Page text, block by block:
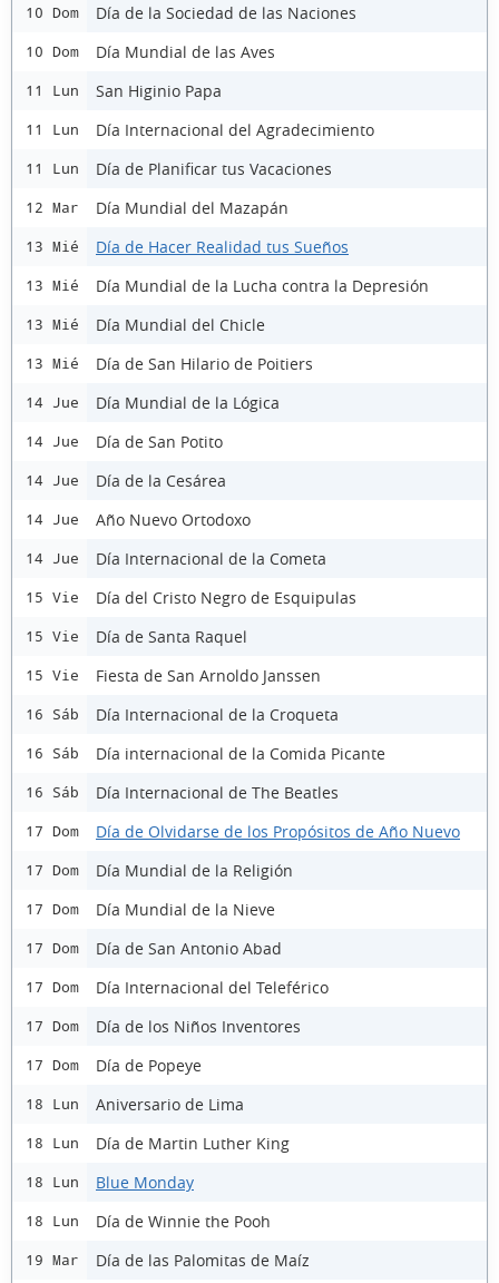
10 Dom Día de la Sociedad de las Naciones
10 Dom Día Mundial de las Aves
11 Lun San Higinio Papa
11 Lun Día Internacional del Agradecimiento
11 Lun Día de Planificar tus Vacaciones
12 Mar Día Mundial del Mazapán
13 Mié Día de Hacer Realidad tus Sueños
13 Mié Día Mundial de la Lucha contra la Depresión
13 Mié Día Mundial del Chicle
13 Mié Día de San Hilario de Poitiers
14 Jue Día Mundial de la Lógica
14 Jue Día de San Potito
14 Jue Día de la Cesárea
14 Jue Año Nuevo Ortodoxo
14 Jue Día Internacional de la Cometa
15 Vie Día del Cristo Negro de Esquipulas
15 Vie Día de Santa Raquel
15 Vie Fiesta de San Arnoldo Janssen
16 Sáb Día Internacional de la Croqueta
16 Sáb Día internacional de la Comida Picante
16 Sáb Día Internacional de The Beatles
17 Dom Día de Olvidarse de los Propósitos de Año Nuevo
17 Dom Día Mundial de la Religión
17 Dom Día Mundial de la Nieve
17 Dom Día de San Antonio Abad
17 Dom Día Internacional del Teleférico
17 Dom Día de los Niños Inventores
17 Dom Día de Popeye
18 Lun Aniversario de Lima
18 Lun Día de Martin Luther King
18 Lun Blue Monday
18 Lun Día de Winnie the Pooh
19 Mar Día de las Palomitas de Maíz